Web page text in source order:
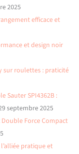
2025
efficace et
et design noir
sur roulettes : praticité
Sauter SPI4362B :
septembre 2025
Force Compact
pratique et